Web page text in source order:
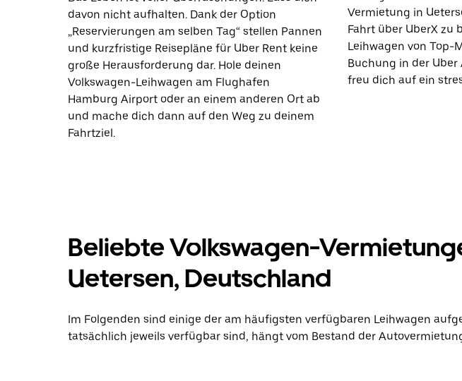
davon nicht aufhalten. Dank der Option
„Reservierungen am selben Tag“ stellen Pannen
und kurzfristige Reisepläne für Uber Rent keine
große Herausforderung dar. Hole deinen
Volkswagen-Leihwagen am Flughafen
Hamburg Airport oder an einem anderen Ort ab
und mache dich dann auf den Weg zu deinem
Fahrtziel.
Vermietung in
Fahrt über UberX zu
Leihwagen von Top-
Buchung in der Uber
freu dich auf ein
Beliebte Volkswagen-
Uetersen, Deutschland
Im Folgenden sind einige der am häufigsten verfügbaren Leihwagen
tatsächlich jeweils verfügbar sind, hängt vom Bestand der